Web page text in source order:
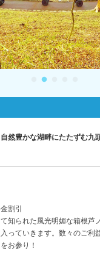
然豊かな湖畔にたたずむ九
割引
知られた風光明媚な箱根芦
っていきます。数々のご利
お参り！